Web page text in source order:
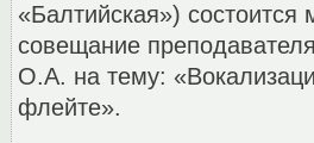
«Балтийская») состоится
совещание
О.А. на тему:
флейте».